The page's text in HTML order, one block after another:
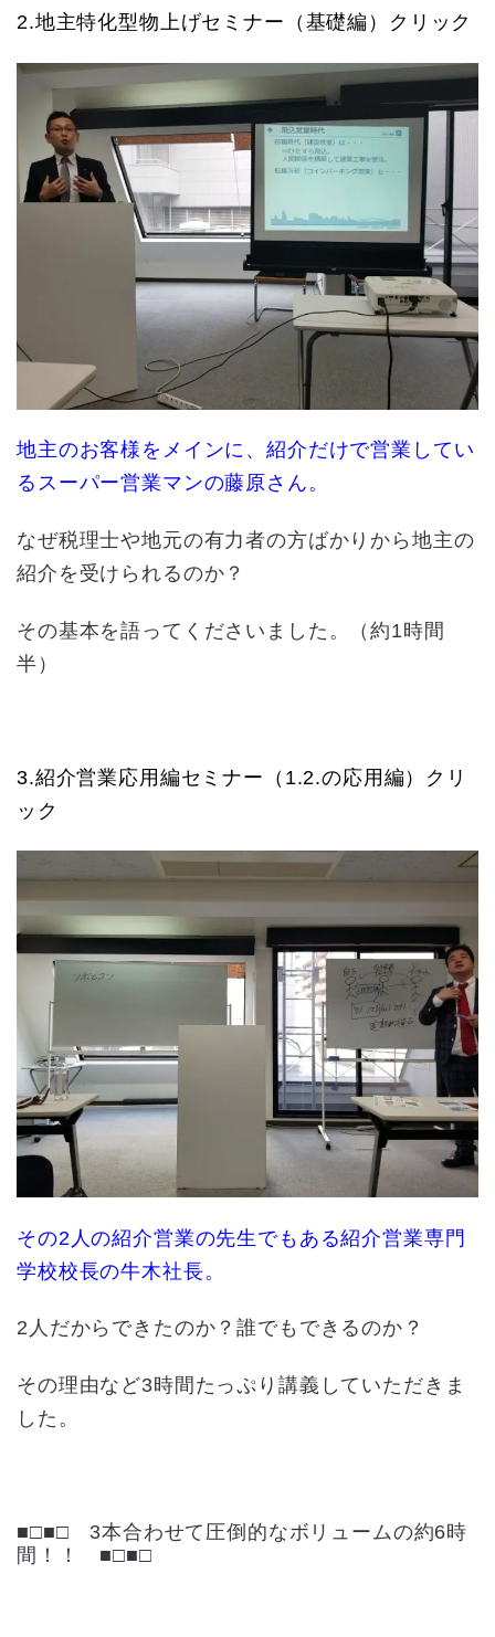
2.地主特化型物上げセミナー（基礎編）クリック
地主のお客様をメインに、紹介だけで営業してい
るスーパー営業マンの藤原さん。
なぜ税理士や地元の有力者の方ばかりから地主の
紹介を受けられるのか？
その基本を語ってくださいました。（約1時間
半）
3.紹介営業応用編セミナー（1.2.の応用編）クリ
ック
その2人の紹介営業の先生でもある紹介営業専門
学校校長の牛木社長。
2人だからできたのか？誰でもできるのか？
その理由など3時間たっぷり講義していただきま
した。
■□■□ 3本合わせて圧倒的なボリュームの約6時
間！！ ■□■□